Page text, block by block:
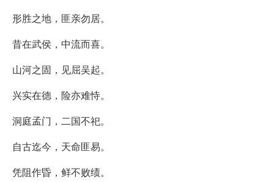
形胜之地，匪亲勿居。
昔在武侯，中流而喜。
山河之固，见屈吴起。
兴实在德，险亦难恃。
洞庭孟门，二国不祀。
自古迄今，天命匪易。
凭阻作昏，鲜不败绩。